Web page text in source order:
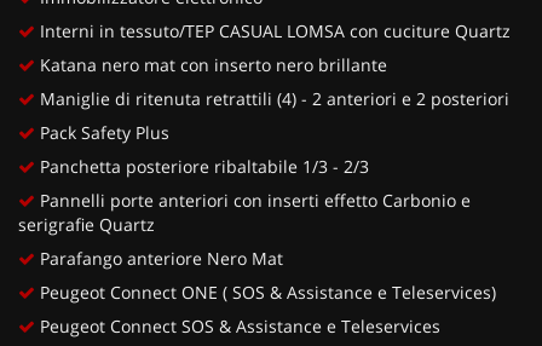
Interni in tessuto/TEP CASUAL LOMSA con cuciture Quartz
Katana nero mat con inserto nero brillante
Maniglie di ritenuta retrattili (4) - 2 anteriori e 2 posteriori
Pack Safety Plus
Panchetta posteriore ribaltabile 1/3 - 2/3
Pannelli porte anteriori con inserti effetto Carbonio e
serigrafie Quartz
Parafango anteriore Nero Mat
Peugeot Connect ONE ( SOS & Assistance e Teleservices)
Peugeot Connect SOS & Assistance e Teleservices